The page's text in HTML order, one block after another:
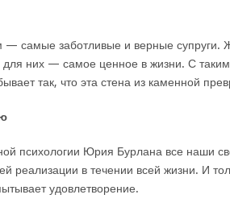
самые заботливые и верные супруги.
для них — самое ценное в жизни. С
так, что эта стена из каменной
психологии Юрия Бурлана все наши
реализации в течении всей жизни. И
удовлетворение.